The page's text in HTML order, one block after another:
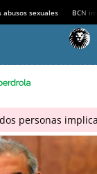
abusos sexuales BCN
personas